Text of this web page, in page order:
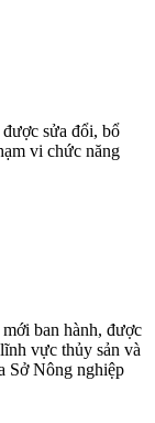
sửa đổi, bổ
vi chức năng
ban hành, được
vực thủy sản và
Sở Nông nghiệp